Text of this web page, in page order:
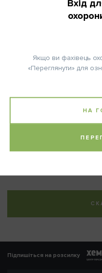
Примітка:
Література:
Вхід
Якщо ви фахівець
«Переглянути» для
НА
Підпишіться на розсилку